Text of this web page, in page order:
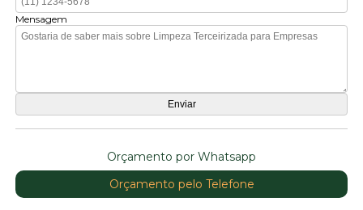
Mensagem
Orçamento por Whatsapp
Orçamento pelo Telefone